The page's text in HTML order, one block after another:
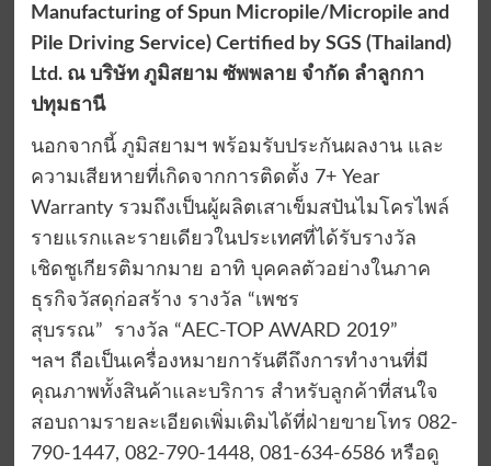
Manufacturing of Spun Micropile/Micropile and
Pile Driving Service) Certified by SGS (Thailand)
Ltd. ณ บริษัท ภูมิสยาม ซัพพลาย จำกัด ลำลูกกา
ปทุมธานี
นอกจากนี้ ภูมิสยามฯ พร้อมรับประกันผลงาน และ
ความเสียหายที่เกิดจากการติดตั้ง 7+ Year
Warranty รวมถึงเป็นผู้ผลิตเสาเข็มสปันไมโครไพล์
รายแรกและรายเดียวในประเทศที่ได้รับรางวัล
เชิดชูเกียรติมากมาย อาทิ บุคคลตัวอย่างในภาค
ธุรกิจวัสดุก่อสร้าง รางวัล “เพชร
สุบรรณ” รางวัล “AEC-TOP AWARD 2019”
ฯลฯ ถือเป็นเครื่องหมายการันตีถึงการทำงานที่มี
คุณภาพทั้งสินค้าและบริการ สำหรับลูกค้าที่สนใจ
สอบถามรายละเอียดเพิ่มเติมได้ที่ฝ่ายขายโทร 082-
790-1447, 082-790-1448, 081-634-6586 หรือดู